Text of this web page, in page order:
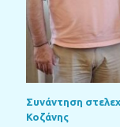
Συνάντηση
Κοζάνης